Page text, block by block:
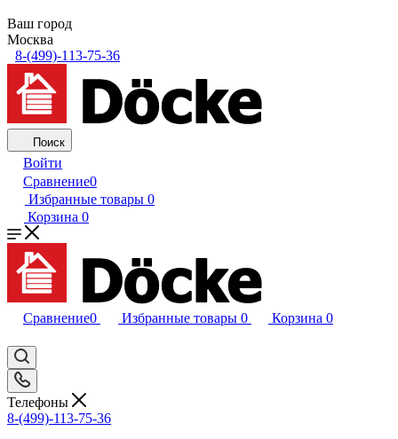
Ваш город
Москва
8-(499)-113-75-36
Поиск
Войти
Сравнение0
Избранные товары 0
Корзина 0
Сравнение0 Избранные товары 0 Корзина 0
Телефоны
8-(499)-113-75-36